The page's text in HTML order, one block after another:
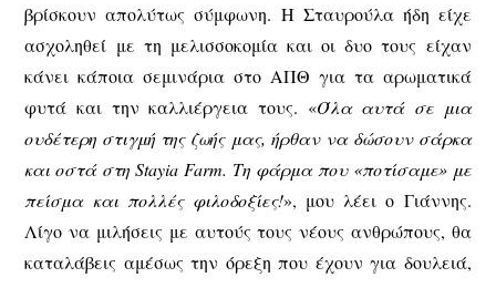
βρίσκουν απολύτως σύμφωνη. Η Σταυρούλα ήδη είχε
ασχοληθεί με τη μελισσοκομία και οι δυο τους είχαν
κάνει κάποια σεμινάρια στο ΑΠΘ για τα αρωματικά
φυτά και την καλλιέργεια τους. «Όλα αυτά σε μια
ουδέτερη στιγμή της ζωής μας, ήρθαν να δώσουν σάρκα
και οστά στη Stayia Farm. Τη φάρμα που «ποτίσαμε» με
πείσμα και πολλές φιλοδοξίες!», μου λέει ο Γιάννης.
Λίγο να μιλήσεις με αυτούς τους νέους ανθρώπους, θα
καταλάβεις αμέσως την όρεξη που έχουν για δουλειά,